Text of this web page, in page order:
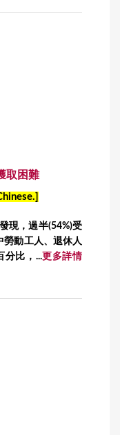
取困難
現，過半(54%)受
勞動工人、退休人
分比，...更多詳情